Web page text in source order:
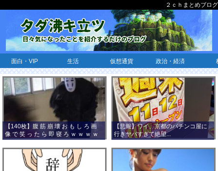
２ｃｈまとめブログ
面白・VIP 生活 仮想通貨 政治・経済
【140枚】腹 筋 崩 壊 お も し ろ 画
像 で 笑 っ た ら 即 寝 ろ ｗ ｗ ｗ ｗ
ｗ ｗ ｗ ｗ ｗ ｗ ｗ ｗ
【悲報】ワイ、京都のパチンコ屋に
行きヤバすぎて絶望...